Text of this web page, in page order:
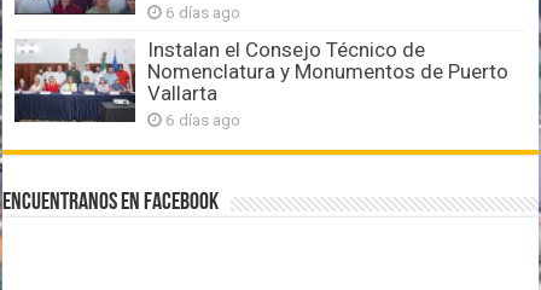
6 días ago
Instalan el Consejo Técnico de
Nomenclatura y Monumentos de Puerto
Vallarta
6 días ago
Encuentranos en Facebook